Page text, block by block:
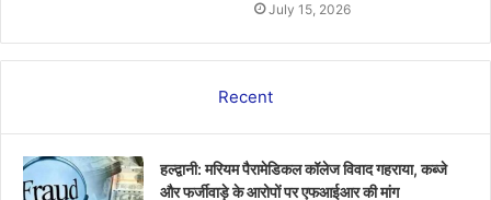
July 15, 2026
Recent
हल्द्वानी: मरियम पैरामेडिकल कॉलेज विवाद गहराया, कब्जे
और फर्जीवाड़े के आरोपों पर एफआईआर की मांग